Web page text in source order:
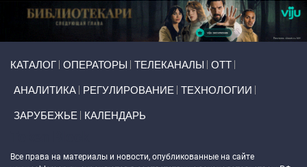
КАТАЛОГ ОПЕРАТОРЫ ТЕЛЕКАНАЛЫ ОТТ
АНАЛИТИКА РЕГУЛИРОВАНИЕ ТЕХНОЛОГИИ
ЗАРУБЕЖЬЕ КАЛЕНДАРЬ
Все права на материалы и новости, опубликованные на сайте